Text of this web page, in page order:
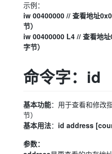
示例：
iw 00400000 // 查看地址
节）
iw 00400000 L4 // 查看地
字节）
命令字：id
基本功能：用于查看和修改
节）
基本用法： id address
参数：